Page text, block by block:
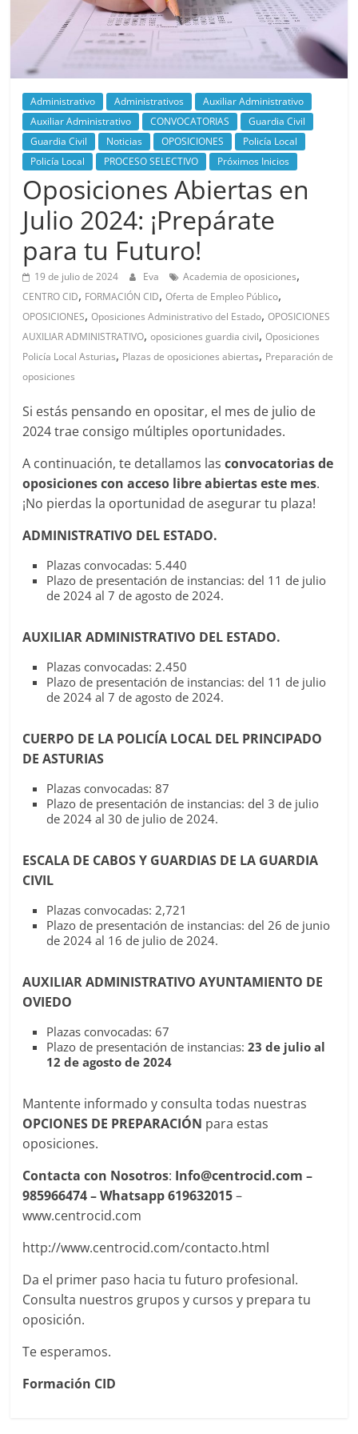
Administrativo Administrativos
Auxiliar Administrativo
Auxiliar Administrativo
CONVOCATORIAS
Guardia Civil
Guardia Civil
Noticias OPOSICIONES
Policía Local
Policía Local
PROCESO SELECTIVO Próximos Inicios
Oposiciones Abiertas en
Julio 2024: ¡Prepárate
para tu Futuro!
19 de julio de 2024 Eva Academia de oposiciones,
CENTRO CID, FORMACIÓN CID,Oferta de Empleo Público,
OPOSICIONES,Oposiciones Administrativo del Estado,OPOSICIONES
AUXILIAR ADMINISTRATIVO,oposiciones guardia civil,Oposiciones
Policía Local Asturias, Plazas de oposiciones abiertas, Preparación de
oposiciones
Si estás pensando en opositar, el mes de julio de
2024 trae consigo múltiples oportunidades.
A continuación, te detallamos lasconvocatorias de
oposiciones con acceso libre abiertas este mes.
¡No pierdas la oportunidad de asegurar tu plaza!
ADMINISTRATIVO DEL ESTADO.
Plazas convocadas: 5.440
Plazo de presentación de instancias: del 11 de julio
de 2024 al 7 de agosto de 2024.
AUXILIAR ADMINISTRATIVO DEL ESTADO.
Plazas convocadas: 2.450
Plazo de presentación de instancias: del 11 de julio
de 2024 al 7 de agosto de 2024.
CUERPO DE LA POLICÍA LOCAL DEL PRINCIPADO
DE ASTURIAS
Plazas convocadas: 87
Plazo de presentación de instancias: del 3 de julio
de 2024 al 30 de julio de 2024.
ESCALA DE CABOS Y GUARDIAS DE LA GUARDIA
CIVIL
Plazas convocadas: 2,721
Plazo de presentación de instancias: del 26 de junio
de 2024 al 16 de julio de 2024.
AUXILIAR ADMINISTRATIVO AYUNTAMIENTO DE
OVIEDO
Plazas convocadas: 67
Plazo de presentación de instancias:23 de julio al
12 de agosto de 2024
Mantente informado y consulta todas nuestras
OPCIONES DE PREPARACIÓN para estas
oposiciones.
Contacta con Nosotros: Info@centrocid.com –
985966474 – Whatsapp 619632015–
www.centrocid.com
http://www.centrocid.com/contacto.html
Da el primer paso hacia tu futuro profesional.
Consulta nuestros grupos y cursos y prepara tu
oposición.
Te esperamos.
Formación CID